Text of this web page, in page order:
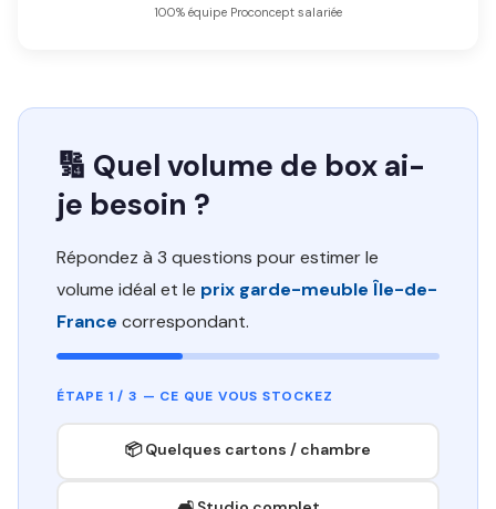
100% équipe Proconcept salariée
🔢 Quel volume de box ai-
je besoin ?
Répondez à 3 questions pour estimer le
volume idéal et le prix garde-meuble Île-de-
France correspondant.
ÉTAPE 1 / 3 — CE QUE VOUS STOCKEZ
📦 Quelques cartons / chambre